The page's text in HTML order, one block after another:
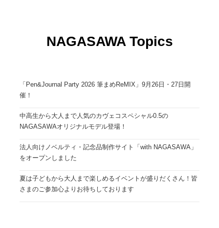
NAGASAWA Topics
「Pen&Journal Party 2026 筆まめReMIX」9月26日・27日開
催！
中高生から大人まで人気のカヴェコスペシャル0.5の
NAGASAWAオリジナルモデル登場！
法人向けノベルティ・記念品制作サイト「with NAGASAWA」
をオープンしました
夏は子どもから大人まで楽しめるイベントが盛りだくさん！皆
さまのご参加心よりお待ちしております